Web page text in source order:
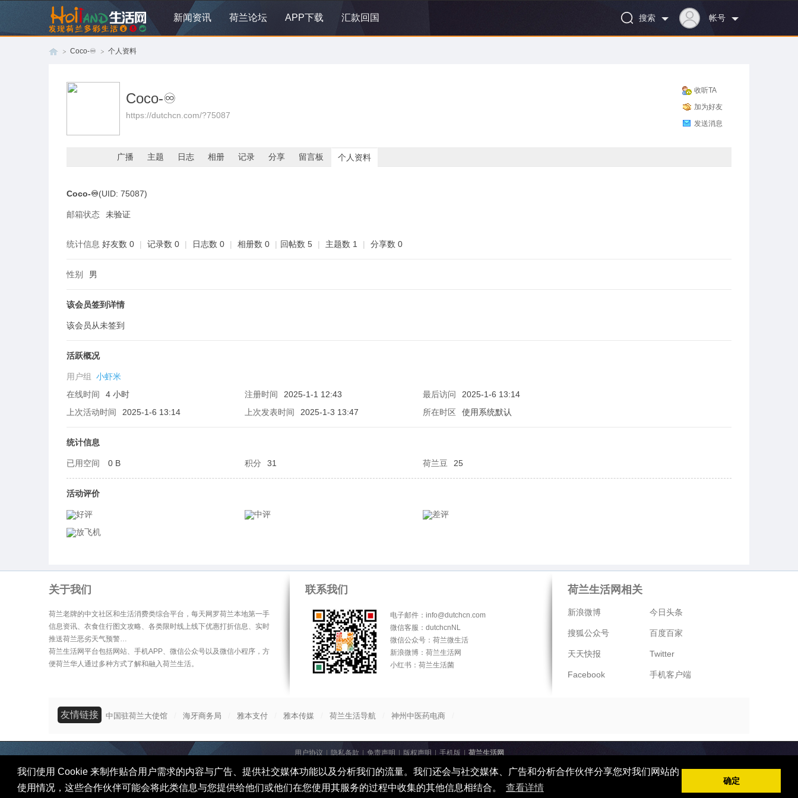
我们使用 Cookie 来制作贴合用户需求的内容与广告、提供社交媒体功能以及分析我们的流量。我们还会与社交媒体、广告和分析合作伙伴分享您对我们网站的
使用情况，这些合作伙伴可能会将此类信息与您提供给他们或他们在您使用其服务的过程中收集的其他信息相结合。
查看详情
确定
新闻资讯 荷兰论坛 APP下载 汇款回国 帐号
搜索
Coco-♾️ 个人资料
收听TA
加为好友
发送消息
Coco-♾️
https://dutchcn.com/?75087
广播 主题 日志 相册 记录 分享 留言板 个人资料
Coco-♾️(UID: 75087)
邮箱状态 未验证
统计信息 好友数 0 | 记录数 0 | 日志数 0 | 相册数 0 | 回帖数 5 | 主题数 1 | 分享数 0
性别 男
该会员签到详情
该会员从未签到
活跃概况
用户组 小虾米
在线时间
4 小时 注册时间 2025-1-1 12:43 最后访问
2025-1-6 13:14
上次活动时间
2025-1-6 13:14 上次发表时间 2025-1-3 13:47 所在时区 使用系统默认
统计信息
已用空间 0 B 积分 31 荷兰豆 25
活动评价
好评 中评
差评
放飞机
关于我们
荷兰老牌的中文社区和生活消费类综合平台，每天网罗荷兰本地第一手
信息资讯、衣食住行图文攻略、各类限时线上线下优惠打折信息、实时
推送荷兰恶劣天气预警…
荷兰生活网平台包括网站、手机APP、微信公众号以及微信小程序，方
便荷兰华人通过多种方式了解和融入荷兰生活。
联系我们
电子邮件：info@dutchcn.com
微信客服：dutchcnNL
微信公众号：荷兰微生活
新浪微博：荷兰生活网
小红书：荷兰生活菌
荷兰生活网相关
新浪微博 今日头条
搜狐公众号 百度百家
天天快报 Twitter
Facebook 手机客户端
友情链接 中国驻荷兰大使馆 海牙商务局 雅本支付 雅本传媒 荷兰生活导航 神州中医药电商
用户协议 隐私条款 免责声明 版权声明 手机版
荷兰生活网
© 2013-2026 荷兰生活网
All Rights Reserved
(广州雅本通信科技有限公司 粤ICP备16041038号)